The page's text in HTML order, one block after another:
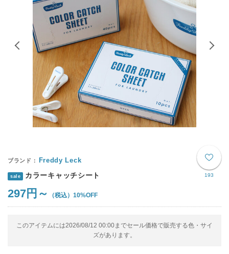
193
Freddy Leck
sale カラーキャッチシート
297円～ 10%OFF
このアイテムには2026/08/12 00:00までセール価格で販売する色・サイ
ズがあります。